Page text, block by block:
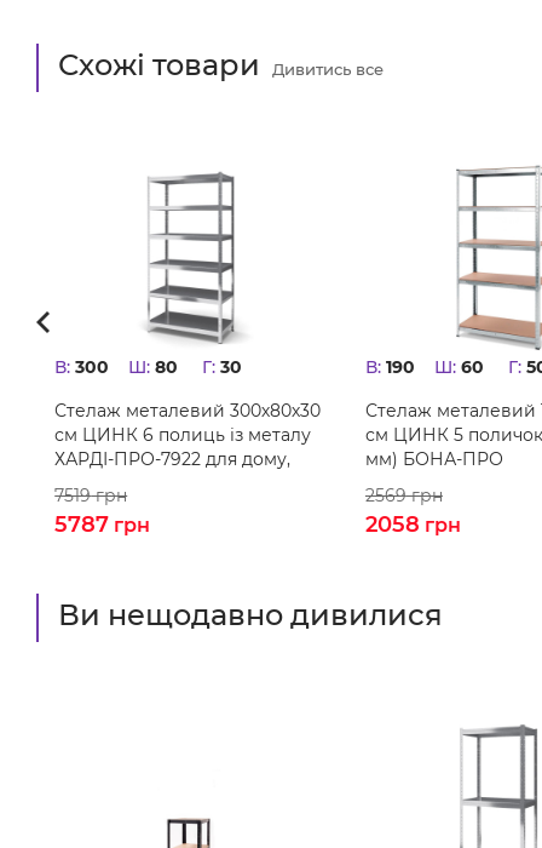
Схожі товари Дивитись все
В: 300 Ш: 80 Г: 30
Стелаж металевий 300х80х30
см ЦИНК 6 полиць із металу
ХАРДІ-ПРО-7922 для дому,
магазину, складу
7519грн
5787 грн
В: 190 Ш: 60 Г:
Стелаж металевий
см ЦИНК 5
мм) БОНА-ПРО
2569грн
2058 грн
Ви нещодавно дивилися